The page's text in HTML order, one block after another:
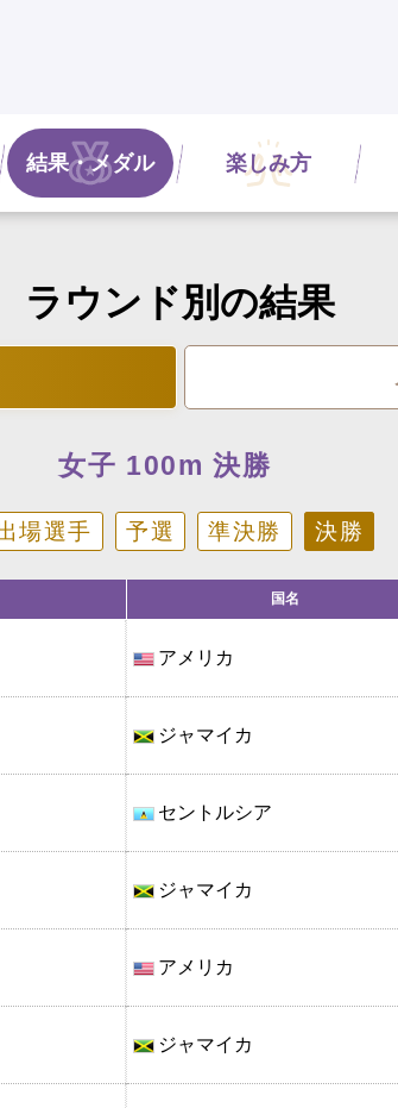
結果・メダル 楽しみ方
ラウンド別の結果
女子 100m 決勝
場選手 予選 準決勝 決勝
国名
アメリカ
ジャマイカ
セントルシア
ジャマイカ
アメリカ
ジャマイカ